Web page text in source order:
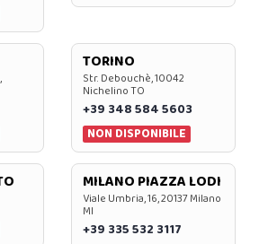
TORINO
Str. Debouchè, 10042
Nichelino TO
+39 348 584 5603
NON DISPONIBILE
MILANO PIAZZA LODI
Viale Umbria, 16, 20137 Milano
MI
+39 335 532 3117